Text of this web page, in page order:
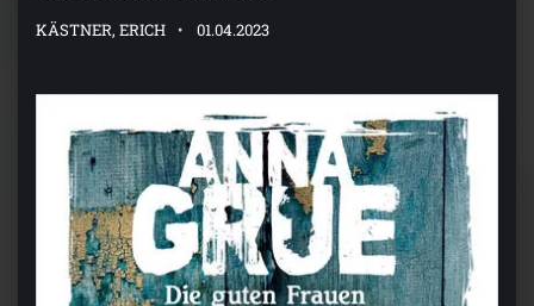
KÄSTNER, ERICH 01.04.2023